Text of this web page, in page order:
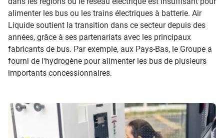
alimenter les bus ou les trains électriques à batterie. Air
Liquide soutient la transition dans ce secteur depuis des
années, grâce à ses partenariats avec les principaux
fabricants de bus. Par exemple, aux Pays-Bas, le Groupe a
fourni de l'hydrogène pour alimenter les bus de plusieurs
importants concessionnaires.